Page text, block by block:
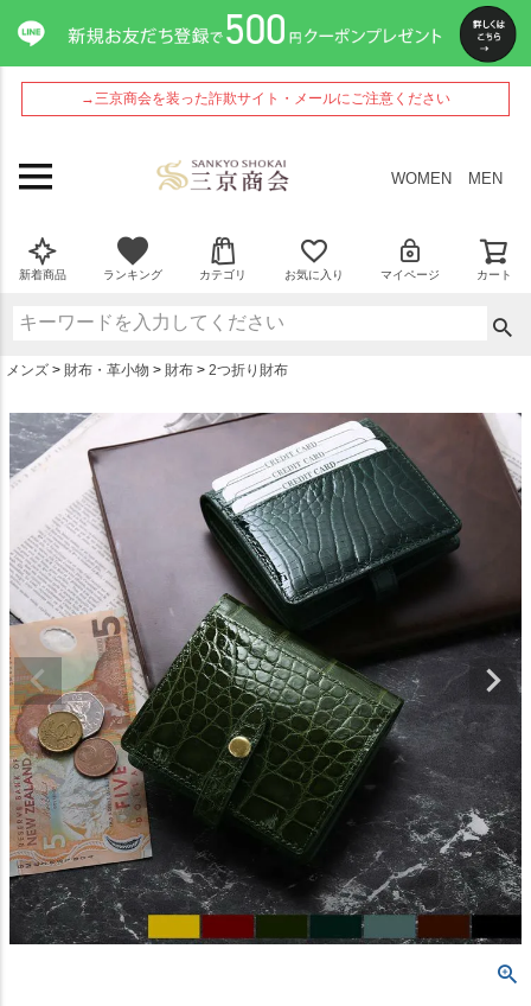
→三京商会を装った詐欺サイト・メールにご注意ください
WOMEN MEN
新着商品 ランキング カテゴリ お気に入り マイページ カート
メンズ 財布・革小物 財布 2つ折り財布
ペー
ジト
ップ
へ